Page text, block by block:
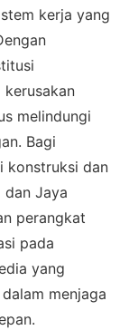
kerja yang
melindungi
Bagi
konstruksi dan
dan Jaya
perangkat
pada
yang
menjaga
dapatkan